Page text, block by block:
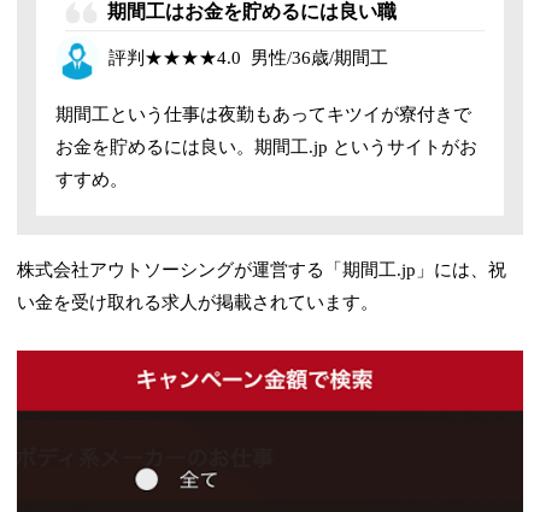
期間工はお金を貯めるには良い職
評判 ★★★★4.0 男性/36歳/期間工
期間工という仕事は夜勤もあってキツイが寮付きで
お金を貯めるには良い。期間工.jp というサイトがお
すすめ。
株式会社アウトソーシングが運営する「期間工.jp」には、祝
い金を受け取れる求人が掲載されています。